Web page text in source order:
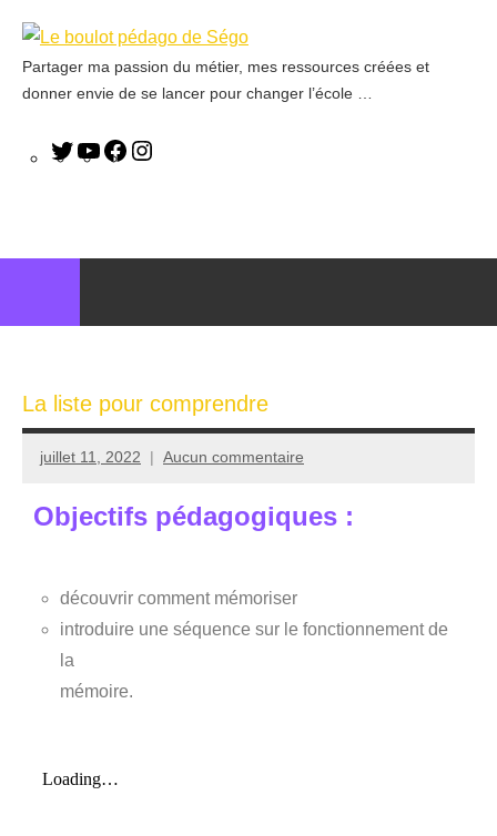
Le
boulot
Partager ma passion du métier, mes ressources créées et
donner envie de se lancer pour changer l’école …
La liste pour comprendre
juillet 11, 2022
Seg0_La_Vraie
Aucun commentaire
Objectifs pédagogiques :
découvrir comment mémoriser
introduire une séquence sur le fonctionnement de
la
mémoire.